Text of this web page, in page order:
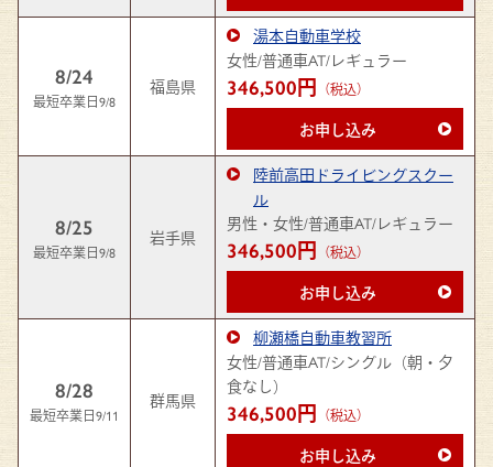
8/24
最短卒業日9/8
福島県
湯本自動車学校
女性/普通車AT/レギュラー
346,500円 （税込）
お申し込み
8/25
最短卒業日9/8
岩手県
陸前高田ドライビングスクー
ル
男性・女性/普通車AT/レギュラー
346,500円 （税込）
お申し込み
8/28
最短卒業日9/11
群馬県
柳瀬橋自動車教習所
女性/普通車AT/シングル（朝・夕
食なし）
346,500円 （税込）
お申し込み